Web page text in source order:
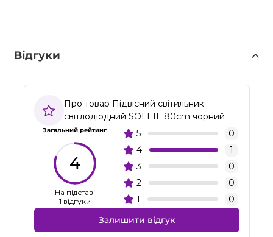
Відгуки
Про товар Підвісний світильник
світлодіодний SOLEIL 80cm чорний
Загальний рейтинг
4
На підставі
1 відгуки
5
0
4
1
3
0
2
0
1
0
Залишити відгук